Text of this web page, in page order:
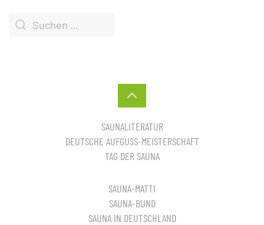
SAUNALITERATUR
DEUTSCHE AUFGUSS-MEISTERSCHAFT
TAG DER SAUNA
SAUNA-MATTI
SAUNA-BUND
SAUNA IN DEUTSCHLAND